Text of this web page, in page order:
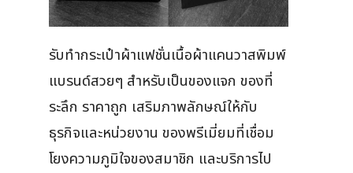
รับทำกระเป๋าผ้าแฟชั่นเนื้อผ้าแคนวาสพิมพ์
แบรนด์สวยๆ สำหรับเป็นของแจก ของที่
ระลึก ราคาถูก เสริมภาพลักษณ์ให้กับ
ธุรกิจและหน่วยงาน ของพรีเมี่ยมที่เชื่อม
โยงความภูมิใจของสมาชิก และบริการไป